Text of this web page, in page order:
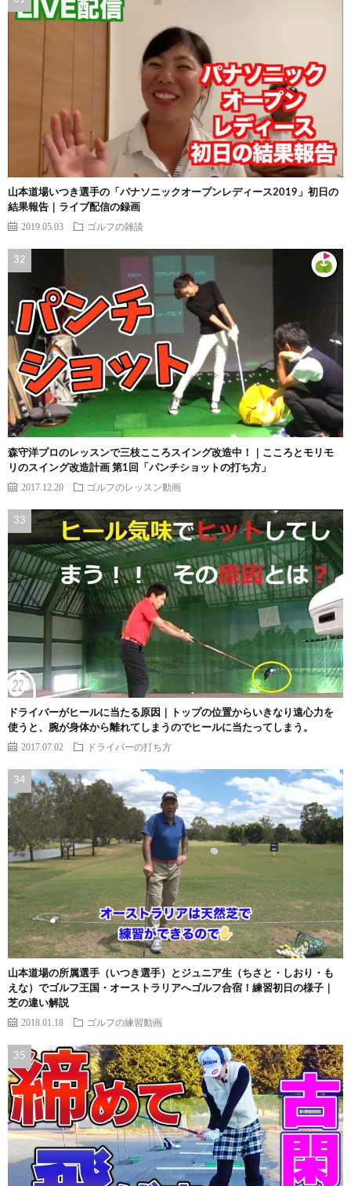
山本道場いつき選手の「パナソニックオープンレディース2019」初日の
結果報告｜ライブ配信の録画
2019.05.03 ゴルフの雑談
森守洋プロのレッスンで三枝こころスイング改造中！｜こころとモリモ
リのスイング改造計画 第1回「パンチショットの打ち方」
2017.12.20 ゴルフのレッスン動画
ドライバーがヒールに当たる原因｜トップの位置からいきなり遠心力を
使うと、腕が身体から離れてしまうのでヒールに当たってしまう。
2017.07.02 ドライバーの打ち方
山本道場の所属選手（いつき選手）とジュニア生（ちさと・しおり・も
えな）でゴルフ王国・オーストラリアへゴルフ合宿！練習初日の様子｜
芝の違い解説
2018.01.18 ゴルフの練習動画